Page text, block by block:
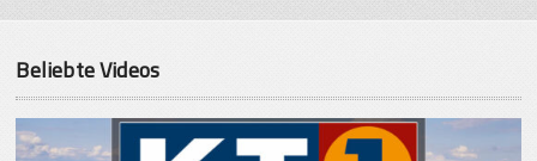
Beliebte Videos